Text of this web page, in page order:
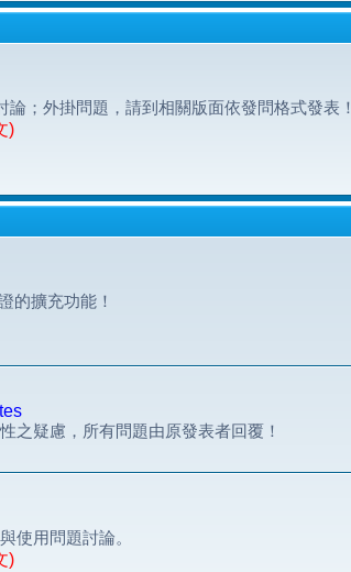
；外掛問題，請到相關版面依發問格式發表！
)
的擴充功能！
之疑慮，所有問題由原發表者回覆！
使用問題討論。
)